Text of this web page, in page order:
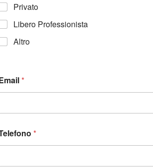
Privato
Libero Professionista
Altro
*
*